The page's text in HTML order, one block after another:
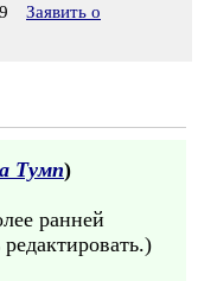
Заявить о
Тумп)
ранней